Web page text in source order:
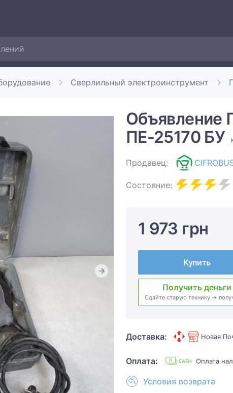
Сверлильный электроинструмент
Объявление
ПЕ-25170 БУ
Продавец:
Состояние:
1 973 грн
Купить
Получить деньги
Сдайте старую технику →
Доставка: Новая
Оплата: Оплата
Условия возврата